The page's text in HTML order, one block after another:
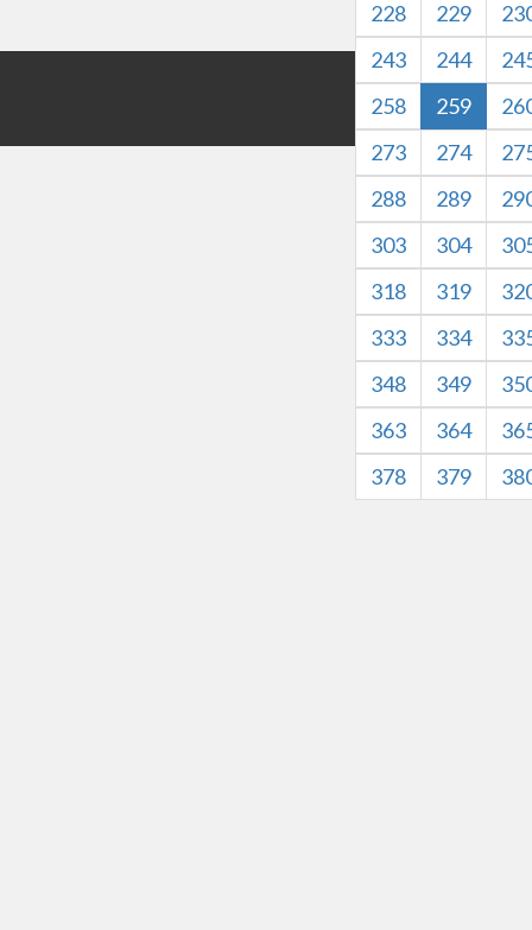
228
229
243
244
258
259
273
274
288
289
303
304
318
319
333
334
348
349
363
364
378
379
版权所有
本网站内容仅